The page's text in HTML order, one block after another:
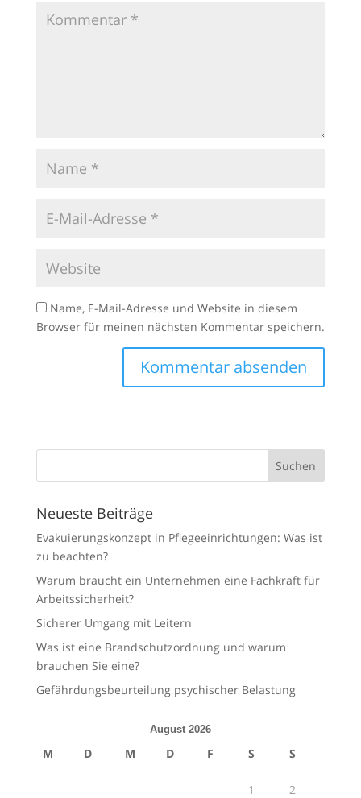
Name, E-Mail-Adresse und Website in diesem
Browser für meinen nächsten Kommentar speichern.
Neueste Beiträge
Evakuierungskonzept in Pflegeeinrichtungen: Was ist
zu beachten?
Warum braucht ein Unternehmen eine Fachkraft für
Arbeitssicherheit?
Sicherer Umgang mit Leitern
Was ist eine Brandschutzordnung und warum
brauchen Sie eine?
Gefährdungsbeurteilung psychischer Belastung
August 2026
M D M D F S S
1 2